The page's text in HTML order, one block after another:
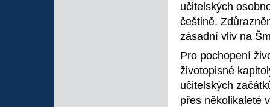
učitelských
češtině.
zásadní vliv na
Pro pochopení
životopisné
učitelských
přes několikaleté